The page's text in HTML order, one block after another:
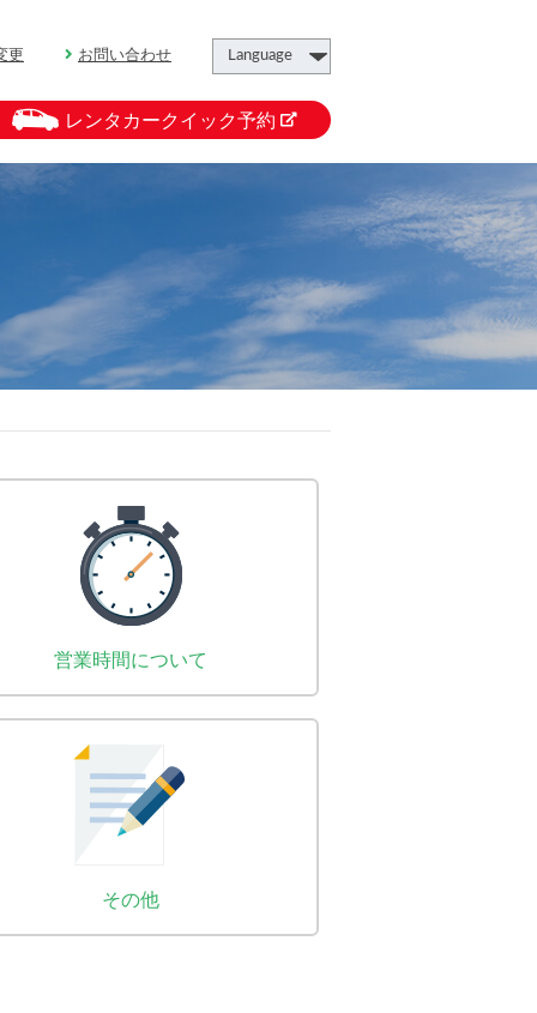
更 お問い合わせ
レンタカークイック予約
営業時間について
その他